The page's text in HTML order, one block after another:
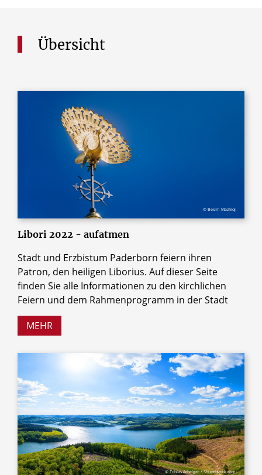
Übersicht
© Besim Mazhiqi
Libori 2022 - aufatmen
Stadt und Erzbistum Paderborn feiern ihren
Patron, den heiligen Liborius. Auf dieser Seite
finden Sie alle Informationen zu den kirchlichen
Feiern und dem Rahmenprogramm in der Stadt
MEHR
© Tobias Arhelger / Shutterstock.com